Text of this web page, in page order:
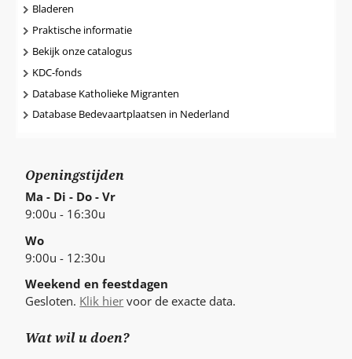
Bladeren
Praktische informatie
Bekijk onze catalogus
KDC-fonds
Database Katholieke Migranten
Database Bedevaartplaatsen in Nederland
Openingstijden
Ma - Di - Do - Vr
9:00u - 16:30u
Wo
9:00u - 12:30u
Weekend en feestdagen
Gesloten. Klik hier voor de exacte data.
Wat wil u doen?